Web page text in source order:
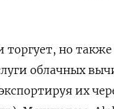
торгует, но также
облачных
их